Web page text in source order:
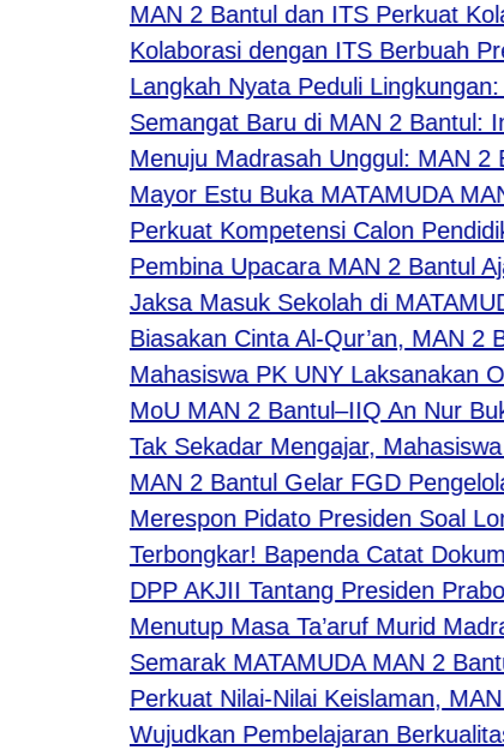
MAN 2 Bantul dan ITS Perkuat
Kolaborasi dengan ITS Berbuah
Langkah Nyata Peduli Lingkungan:
Semangat Baru di MAN 2 Bantul:
Menuju Madrasah Unggul: MAN 2
Mayor Estu Buka MATAMUDA MAN
Perkuat Kompetensi Calon
Pembina Upacara MAN 2 Bantul
Jaksa Masuk Sekolah di
Biasakan Cinta Al-Qur’an, MAN 2
Mahasiswa PK UNY Laksanakan
MoU MAN 2 Bantul–IIQ An Nur
Tak Sekadar Mengajar, Mahasiswa
MAN 2 Bantul Gelar FGD
Merespon Pidato Presiden Soal
​Terbongkar! Bapenda Catat
DPP AKJII Tantang Presiden
Menutup Masa Ta’aruf Murid
Semarak MATAMUDA MAN 2
Perkuat Nilai-Nilai Keislaman, MAN
Wujudkan Pembelajaran